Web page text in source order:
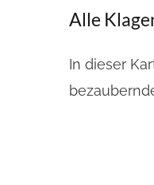
Alle
In dieser